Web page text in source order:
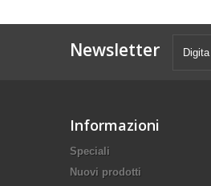
Newsletter
Informazioni
Speciali
Nuovi prodotti